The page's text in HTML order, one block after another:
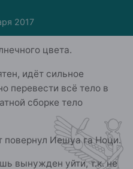
2017
цвета.
идёт сильное
перевести всё тело в
сборке тело
повернул Иешуа га Ноци.
вынужден уйти, т.к. не